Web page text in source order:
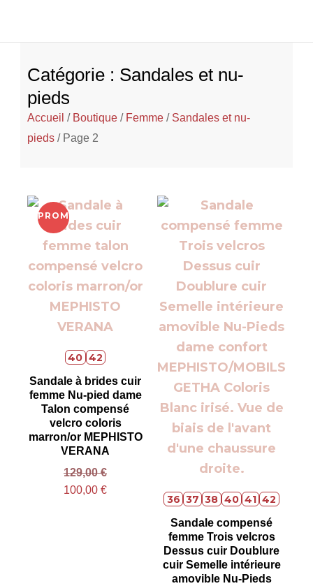
Catégorie : Sandales et nu-
pieds
Accueil / Boutique / Femme / Sandales et nu-
pieds / Page 2
PROMO !
40 42
Sandale à brides cuir
femme Nu-pied dame
Talon compensé
velcro coloris
marron/or MEPHISTO
VERANA
129,00€
100,00 €
36 37 38 40 41 42
Sandale compensé
femme Trois velcros
Dessus cuir Doublure
cuir Semelle intérieure
amovible Nu-Pieds